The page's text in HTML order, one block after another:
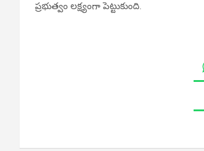
ప్రభుత్వం లక్ష్యంగా పెట్టుకుంది.